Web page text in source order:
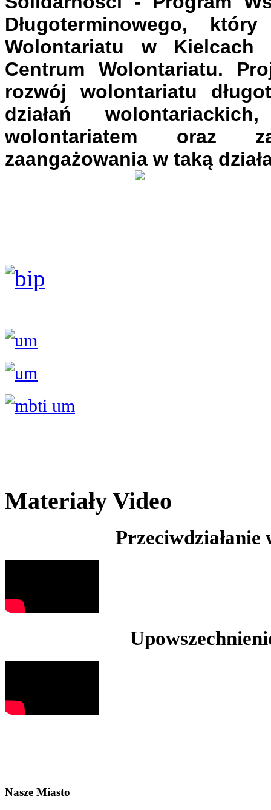
Długoterminowego,
Wolontariatu w Kielcach
Centrum Wolontariatu.
rozwój wolontariatu
działań
wolontariatem oraz
zaangażowania w taką
Materiały Video
Nasze Miasto